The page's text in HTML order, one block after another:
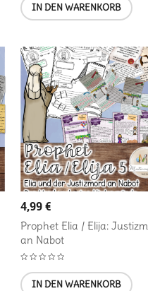
IN DEN WARENKORB
4,99€
Prophet Elia / Elija:
an Nabot
IN DEN WARENKORB